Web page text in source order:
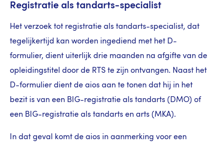
Registratie als tandarts-specialist
Het verzoek tot registratie als tandarts-specialist, dat
tegelijkertijd kan worden ingediend met het D-
formulier, dient uiterlijk drie maanden na afgifte van de
opleidingstitel door de RTS te zijn ontvangen. Naast het
D-formulier dient de aios aan te tonen dat hij in het
bezit is van een BIG-registratie als tandarts (DMO) of
een BIG-registratie als tandarts en arts (MKA).
In dat geval komt de aios in aanmerking voor een